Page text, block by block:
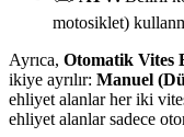
motosiklet)
Ayrıca, Otomatik Vites
ikiye ayrılır: Manuel
ehliyet alanlar her iki
ehliyet alanlar sadece